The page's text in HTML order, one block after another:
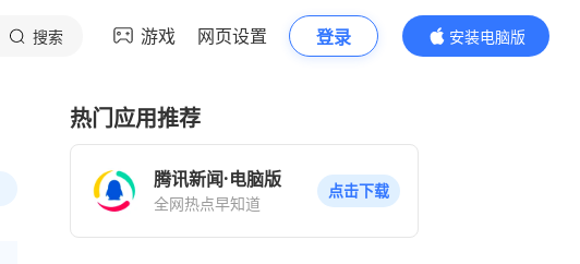
搜索 游戏 网页设置 登录
安装电脑版
内容更精彩
热门应用推荐
腾讯新闻·电脑版
全网热点早知道
点击下载